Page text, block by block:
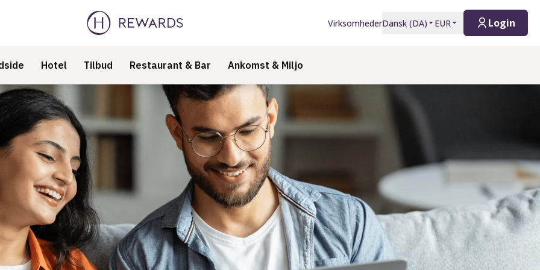
VirksomhederDansk (DA) EUR Login
Hotel Tilbud Restaurant & Bar Ankomst & Miljo